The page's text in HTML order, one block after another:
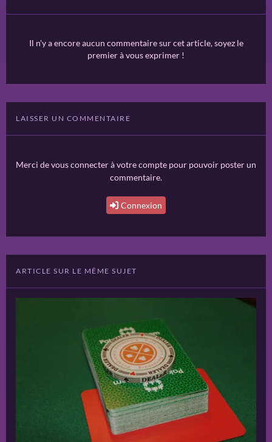
Il n'y a encore aucun commentaire sur cet article, soyez le
premier à vous exprimer !
LAISSER UN COMMENTAIRE
Merci de vous connecter à votre compte pour pouvoir poster un
commentaire.
Connexion
ARTICLE SUR LE MÊME SUJET